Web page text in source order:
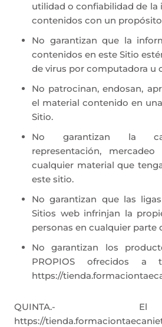
utilidad o confiabilidad de la
contenidos con un
No garantizan que la
contenidos en este Sitio
de virus por computadora u
No patrocinan, endosan,
el material contenido en
Sitio.
No garantizan la
representación,
cualquier material que
este sitio.
No garantizan que las
Sitios web infrinjan la
personas en cualquier parte
No garantizan los
PROPIOS ofrecidos a
https://
QUINTA.-
https://